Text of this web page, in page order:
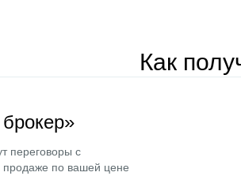
Как
переговоры с
по вашей цене